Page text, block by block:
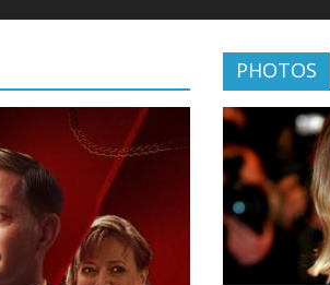
PHOTOS